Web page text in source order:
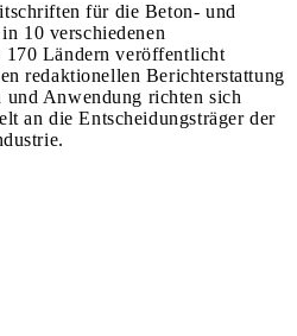
für die Beton- und
10 verschiedenen
170 Ländern veröffentlicht
redaktionellen Berichterstattung
Anwendung richten sich
an die Entscheidungsträger der